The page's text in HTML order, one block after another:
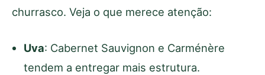
churrasco. Veja o que merece atenção:
Uva: Cabernet Sauvignon e Carménère
tendem a entregar mais estrutura.